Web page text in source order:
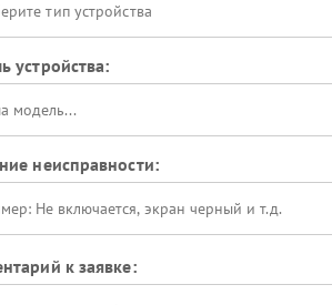
тип устройства
устройства:
неисправности:
к заявке: